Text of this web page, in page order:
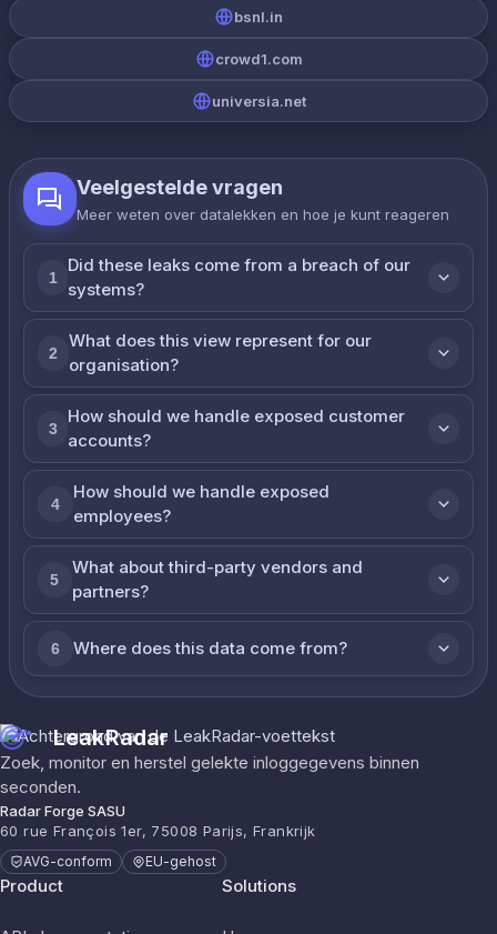
bsnl.in
crowd1.com
universia.net
Veelgestelde vragen
Meer weten over datalekken en hoe je kunt reageren
1
Did these leaks come from a breach of our
systems?
2
What does this view represent for our
organisation?
3
How should we handle exposed customer
accounts?
4
How should we handle exposed
employees?
5
What about third-party vendors and
partners?
6 Where does this data come from?
LeakRadar
Zoek, monitor en herstel gelekte inloggegevens binnen
seconden.
Radar Forge SASU
60 rue François 1er, 75008 Parijs, Frankrijk
AVG-conform EU-gehost
Product Solutions